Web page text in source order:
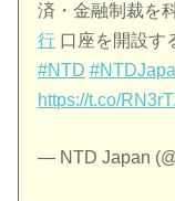
済・金融制裁を
行 口座を開設す
#NTD
https://t.co/
— NTD Japan